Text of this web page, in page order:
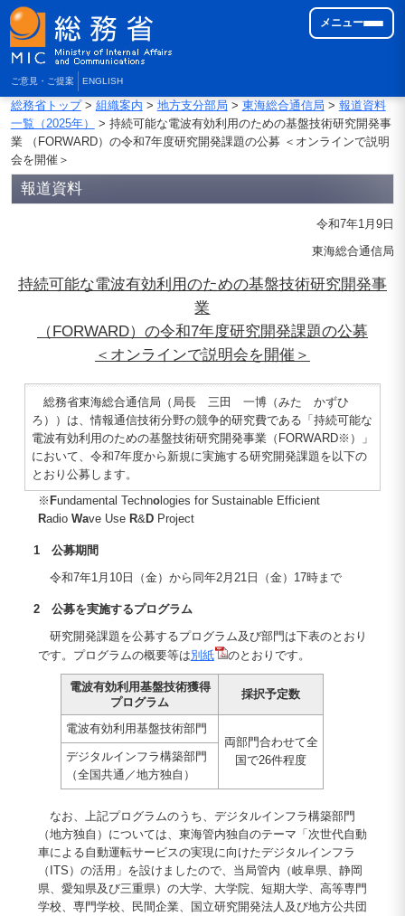
ご意見・ご提案 ENGLISH
メニュー
総務省トップ> 組織案内 > 地方支分部局 > 東海総合通信局 > 報道資料
一覧（2025年）
> 持続可能な電波有効利用のための基盤技術研究開発事
業 （FORWARD）の令和7年度研究開発課題の公募 ＜オンラインで説明
会を開催＞
報道資料
令和7年1月9日
東海総合通信局
持続可能な電波有効利用のための基盤技術研究開発事
業
（FORWARD）の令和7年度研究開発課題の公募
＜オンラインで説明会を開催＞
総務省東海総合通信局（局長 三田 一博（みた かずひ
ろ））は、情報通信技術分野の競争的研究費である「持続可能な
電波有効利用のための基盤技術研究開発事業（FORWARD※）」
において、令和7年度から新規に実施する研究開発課題を以下の
とおり公募します。
※ Fundamental Technologies for Sustainable Efficient
Radio Wave UseR& DProject
1 公募期間
令和7年1月10日（金）から同年2月21日（金）17時まで
2 公募を実施するプログラム
研究開発課題を公募するプログラム及び部門は下表のとおり
です。プログラムの概要等は別紙 のとおりです。
電波有効利用基盤技術獲得
プログラム
採択予定数
電波有効利用基盤技術部門
両部門合わせて全
国で26件程度
デジタルインフラ構築部門
（全国共通／地方独自）
なお、上記プログラムのうち、デジタルインフラ構築部門
（地方独自）については、東海管内独自のテーマ「次世代自動
車による自動運転サービスの実現に向けたデジタルインフラ
（ITS）の活用」を設けましたので、当局管内（岐阜県、静岡
県、愛知県及び三重県）の大学、大学院、短期大学、高等専門
学校、専門学校、民間企業、国立研究開発法人及び地方公共団